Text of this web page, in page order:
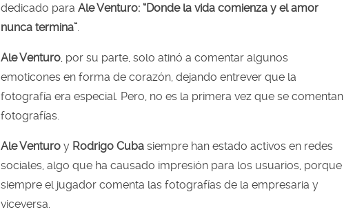
dedicado para Ale Venturo: “Donde la vida comienza y el amor
nunca termina”
Ale Venturo , por su parte, solo atinó a comentar algunos
emoticones en forma de corazón, dejando entrever que la
fotografía era especial. Pero, no es la primera vez que se comentan
fotografías.
Ale Venturo y Rodrigo Cuba siempre han estado activos en redes
sociales, algo que ha causado impresión para los usuarios, porque
siempre el jugador comenta las fotografías de la empresaria y
viceversa.